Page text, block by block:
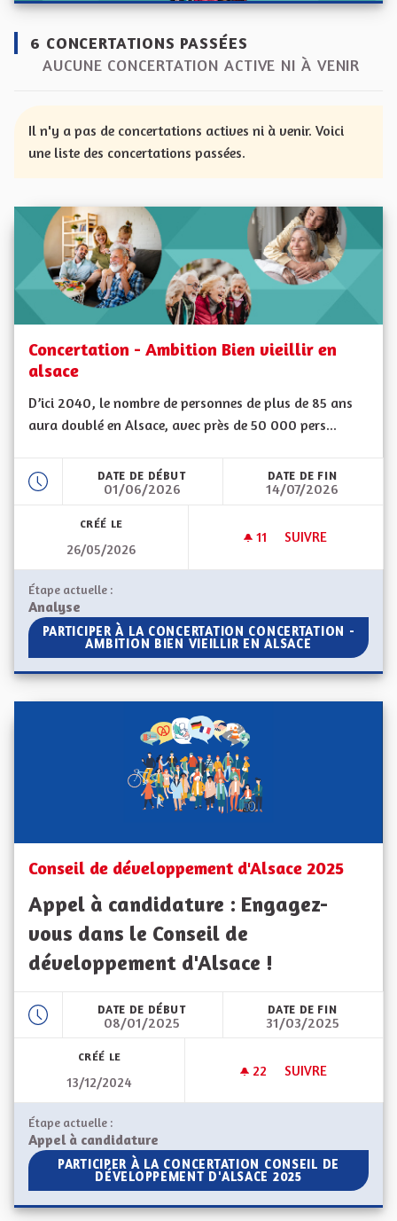
6 CONCERTATIONS PASSÉES
AUCUNE CONCERTATION ACTIVE NI À VENIR
Il n'y a pas de concertations actives ni à venir. Voici
une liste des concertations passées.
Concertation - Ambition Bien vieillir en
alsace
D’ici 2040, le nombre de personnes de plus de 85 ans
aura doublé en Alsace, avec près de 50 000 pers...
DATE DE DÉBUT
01/06/2026
DATE DE FIN
14/07/2026
CRÉÉ LE
26/05/2026
11 11 ABONNÉS
SUIVRE
Étape actuelle :
Analyse
PARTICIPER À LA CONCERTATION CONCERTATION -
PARTICIPER À LA CONCERTATION CONCERTATION -
AMBITION BIEN VIEILLIR EN ALSACE
Conseil de développement d'Alsace 2025
Appel à candidature : Engagez-
vous dans le Conseil de
développement d'Alsace !
DATE DE DÉBUT
08/01/2025
DATE DE FIN
31/03/2025
CRÉÉ LE
13/12/2024
22 22 ABONNÉS
SUIVRE
Étape actuelle :
Appel à candidature
PARTICIPER À LA CONCERTATION CONSEIL DE
PARTICIPER À LA CONCERTATION CONSEIL DE
DÉVELOPPEMENT D'ALSACE 2025